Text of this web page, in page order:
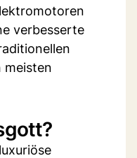
verbesserte
meisten